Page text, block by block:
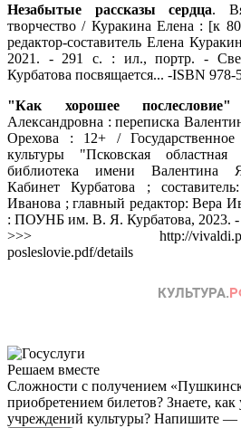
Незабытые рассказы сердца.
творчество / Куракина Елена : [к
редактор-составитель Елена
2021. - 291 с. : ил., портр. -
Курбатова посвящается... -ISBN 978-
"Как хорошее послесловие"
Александровна : переписка
Орехова : 12+ /
культуры "Псковская областная
библиотека имени Валентина
Кабинет Курбатова ;
Иванова ; главный редактор: Вера
: ПОУНБ им. В. Я. Курбатова, 2023. -
>>> http://
posleslovie.pdf/details
Решаем вместе
Сложности с получением
приобретением билетов? Знаете,
учреждений культуры? Напишите —